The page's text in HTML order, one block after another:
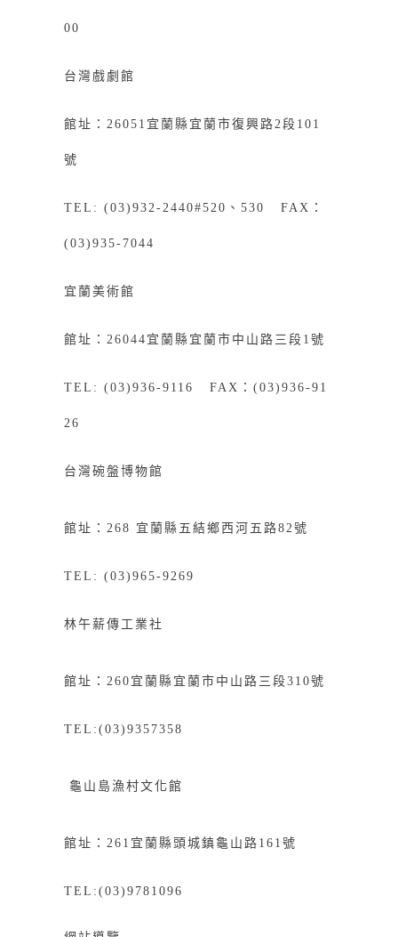
00
台灣戲劇館
館址：26051宜蘭縣宜蘭市復興路2段101
號
TEL: (03)932-2440#520、530 FAX：
(03)935-7044
宜蘭美術館
館址：26044宜蘭縣宜蘭市中山路三段1號
TEL: (03)936-9116 FAX：(03)936-91
26
台灣碗盤博物館
館址：268 宜 蘭縣五結鄉西河五路82號
TEL: (03)965-9269
林午薪傳工業社
館址： 260 宜蘭縣宜蘭市中山路三段310號
TEL:(03)9357358
龜山島漁村文化館
館址： 261 宜蘭縣頭城鎮龜山路 161 號
TEL:(03)9781096